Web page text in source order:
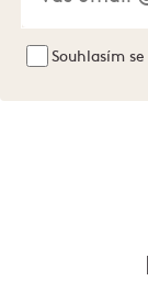
Souhlasím se